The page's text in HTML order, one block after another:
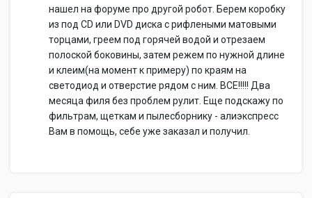
нашел на форуме про другой робот. Берем коробку
из под CD или DVD диска с рифлеными матовыми
торцами, греем под горячей водой и отрезаем
полоской боковины, затем режем по нужной длине
и клеим(на момент к примеру) по краям на
светодиод и отверстие рядом с ним. ВСЕ!!!!! Два
месяца филя без проблем рулит. Еще подскажу по
фильтрам, щеткам и пылесборнику - алиэкспресс
Вам в помощь, себе уже заказал и получил.